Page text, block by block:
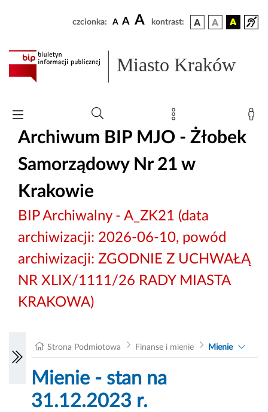
czcionka: A A A kontrast:
Miasto Kraków
Archiwum BIP MJO - Żłobek
Samorządowy Nr 21 w
Krakowie
BIP Archiwalny - A_ZK21 (data
archiwizacji: 2026-06-10, powód
archiwizacji: ZGODNIE Z UCHWAŁĄ
NR XLIX/1111/26 RADY MIASTA
KRAKOWA)
Strona Podmiotowa Finanse i mienie Mienie
Mienie - stan na
31.12.2023 r.